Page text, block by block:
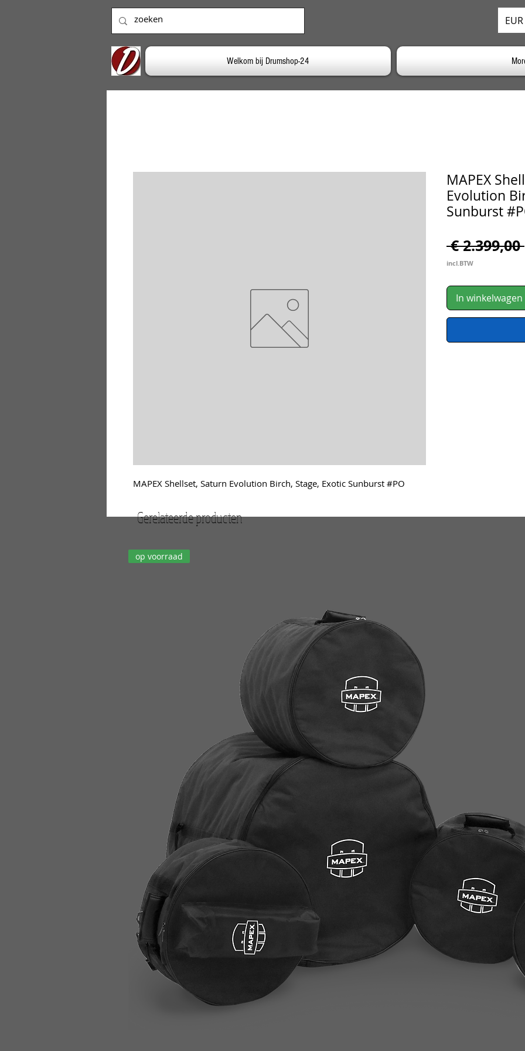
Welkom bij Drumshop-24
MAPEX Shellset, Saturn Evolution Birch, Stage, Exotic Sunburst #PO
MAPEX
Evolution
Sunburst
€ 2.399,00
incl.BTW
In winkelwagen
Gerelateerde producten
op voorraad